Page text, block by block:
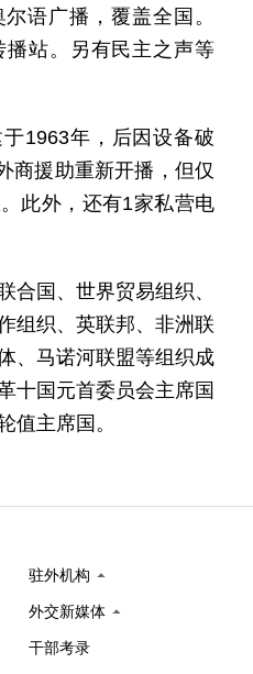
语广播，覆盖全国。
站。另有民主之声等
1963年，后因设备破
商援助重新开播，但仅
此外，还有1家私营电
合国、世界贸易组织、
组织、英联邦、非洲联
、马诺河联盟等组织成
十国元首委员会主席国
值主席国。
驻外机构
外交新媒体
干部考录